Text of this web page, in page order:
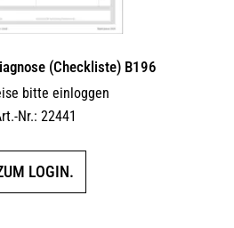
(Checkliste) B196
bitte einloggen
Nr.: 22441
LOGIN.